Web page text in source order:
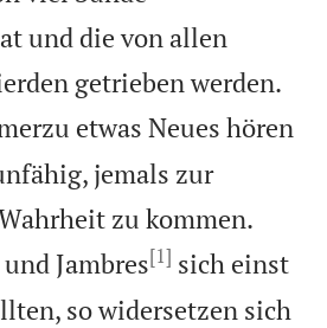
und die von allen
getrieben werden.
etwas Neues hören
jemals zur
zu kommen.
Jambres[1] sich einst
so widersetzen sich